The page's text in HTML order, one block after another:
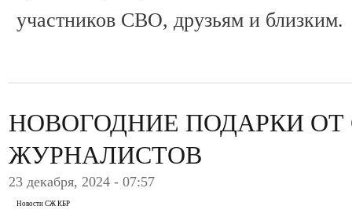
участников СВО, друзьям и близким.
НОВОГОДНИЕ ПОДАРКИ
ЖУРНАЛИСТОВ
23 декабря, 2024 - 07:57
Новости СЖ КБР